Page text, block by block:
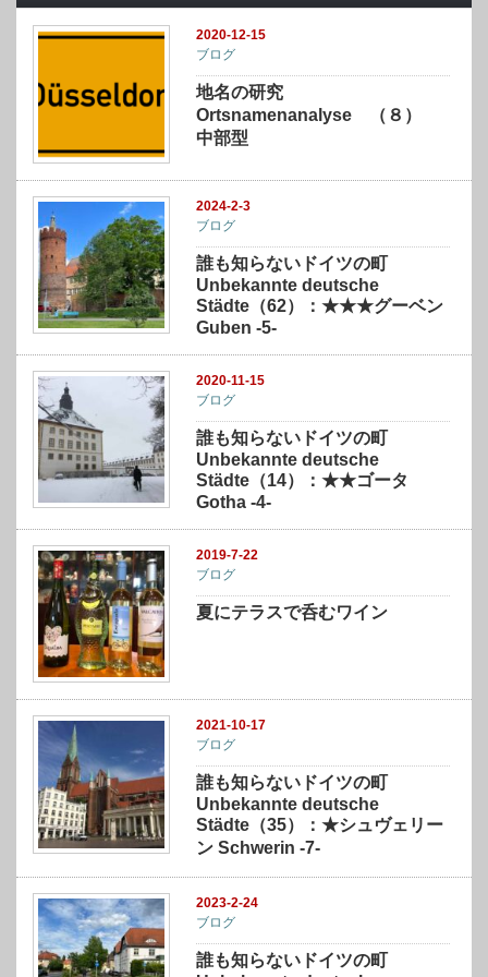
2020-12-15
ブログ
地名の研究
Ortsnamenanalyse （８）
中部型
2024-2-3
ブログ
誰も知らないドイツの町
Unbekannte deutsche
Städte（62）：★★★グーベン
Guben -5-
2020-11-15
ブログ
誰も知らないドイツの町
Unbekannte deutsche
Städte（14）：★★ゴータ
Gotha -4-
2019-7-22
ブログ
夏にテラスで呑むワイン
2021-10-17
ブログ
誰も知らないドイツの町
Unbekannte deutsche
Städte（35）：★シュヴェリー
ン Schwerin -7-
2023-2-24
ブログ
誰も知らないドイツの町